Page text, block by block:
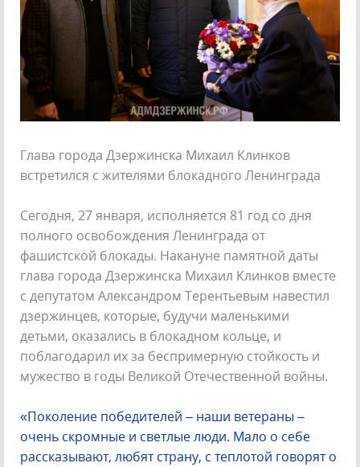
Глава города Дзержинска Михаил Клинков
встретился с жителями блокадного Ленинграда
Сегодня, 27 января, исполняется 81 год со дня
полного освобождения Ленинграда от
фашистской блокады. Накануне памятной даты
глава города Дзержинска Михаил Клинков вместе
с депутатом Александром Терентьевым навестил
дзержинцев, которые, будучи маленькими
детьми, оказались в блокадном кольце, и
поблагодарил их за беспримерную стойкость и
мужество в годы Великой Отечественной войны.
«Поколение победителей – наши ветераны –
очень скромные и светлые люди. Мало о себе
рассказывают, любят страну, с теплотой говорят о